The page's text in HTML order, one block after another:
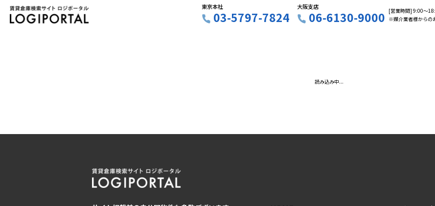
東京本社
03-5797-7824
大阪支店
06-6130-9000 [営業時間] 9:00〜
※媒介業者様からの
読み込み中...